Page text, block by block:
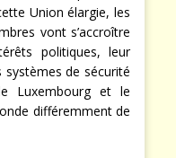
Union élargie, les
vont s’accroître
politiques, leur
de sécurité
Luxembourg et le
différemment de